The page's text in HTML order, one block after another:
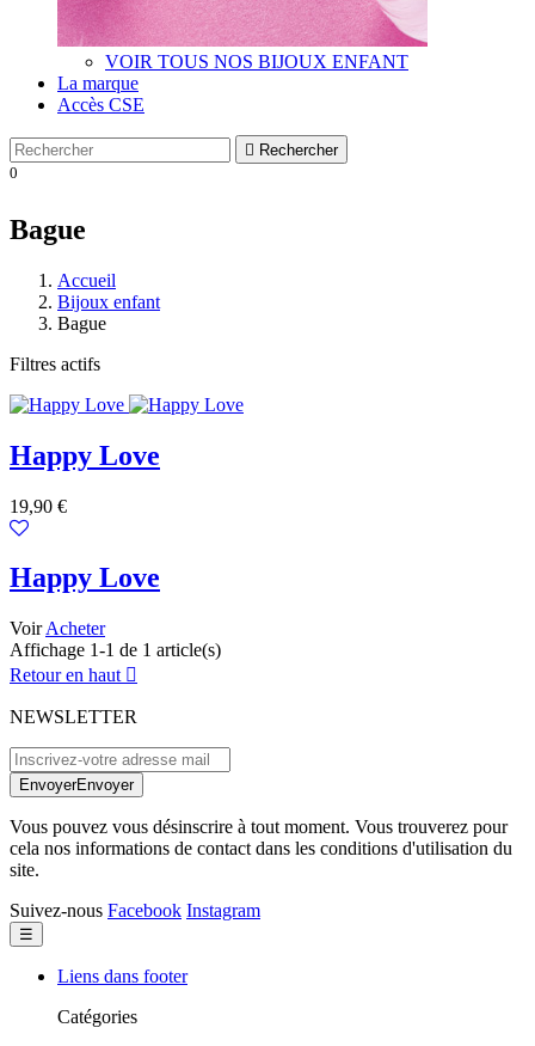
VOIR TOUS NOS BIJOUX ENFANT
La marque
Accès CSE
 Rechercher
0
Bague
Accueil
Bijoux enfant
Bague
Filtres actifs
Happy Love
Prix
19,90 €
Happy Love
VoirAcheter
Affichage 1-1 de 1 article(s)
Retour en haut 
NEWSLETTER
EnvoyerEnvoyer
Vous pouvez vous désinscrire à tout moment. Vous trouverez pour
cela nos informations de contact dans les conditions d'utilisation du
site.
Suivez-nous Facebook Instagram
Basculer
la
navigation
☰
Liens dans footer
Catégories